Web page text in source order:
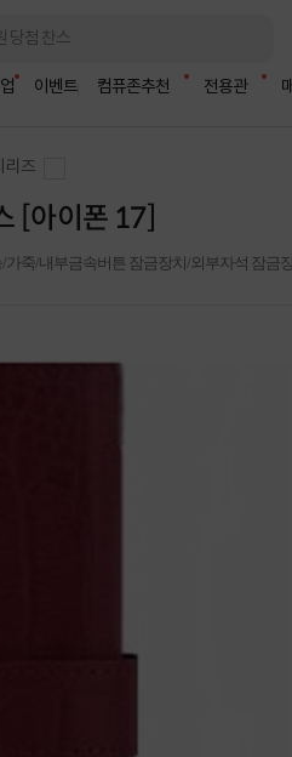
이벤트 컴퓨존추천 전용관
리즈
[아이폰 17]
죽/내부금속버튼 잠금장치/외부자석 잠금